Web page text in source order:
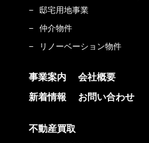
邸宅用地事業
仲介物件
リノーベーション物件
事業案内
新着情報
会社概要
お問い合わせ
不動産買取